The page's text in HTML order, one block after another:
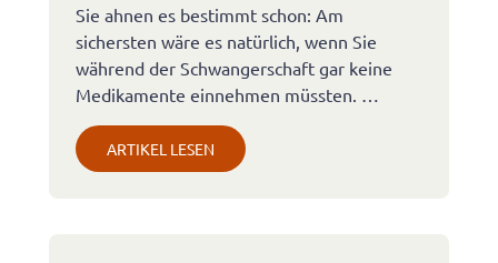
Sie ahnen es bestimmt schon: Am
sichersten wäre es natürlich, wenn Sie
während der Schwangerschaft gar keine
Medikamente einnehmen müssten. …
ARTIKEL LESEN